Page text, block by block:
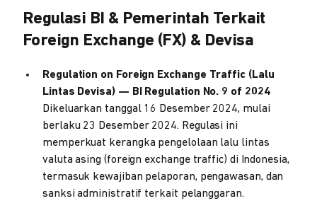
Regulasi BI & Pemerintah Terkait
Foreign Exchange (FX) & Devisa
Regulation on Foreign Exchange Traffic (Lalu
Lintas Devisa) — BI Regulation No. 9 of 2024
Dikeluarkan tanggal 16 Desember 2024, mulai
berlaku 23 Desember 2024. Regulasi ini
memperkuat kerangka pengelolaan lalu lintas
valuta asing (foreign exchange traffic) di Indonesia,
termasuk kewajiban pelaporan, pengawasan, dan
sanksi administratif terkait pelanggaran.